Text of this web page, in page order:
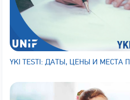
YKI TESTI: ДАТЫ, ЦЕНЫ И МЕСТА